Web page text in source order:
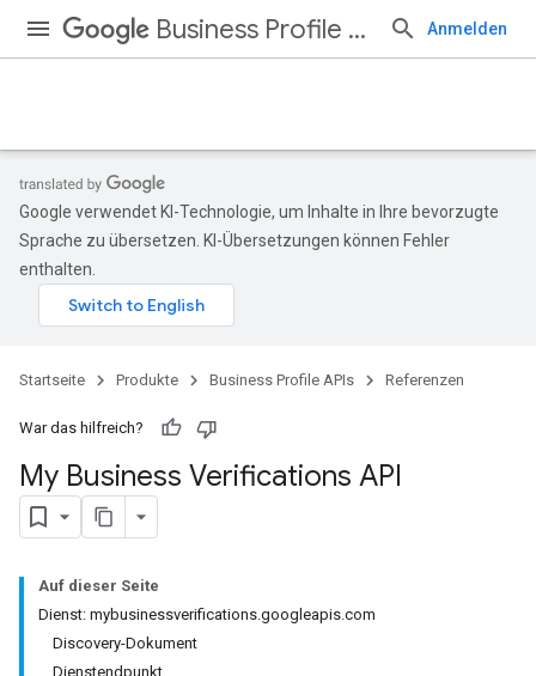
Business Profile APIs Anmelden
Google verwendet KI-Technologie, um Inhalte in Ihre bevorzugte
Sprache zu übersetzen. KI-Übersetzungen können Fehler
enthalten.
Startseite Produkte Business Profile APIs Referenzen
War das hilfreich?
My Business Verifications API
Auf dieser Seite
Dienst: mybusinessverifications.googleapis.com
Discovery-Dokument
Dienstendpunkt